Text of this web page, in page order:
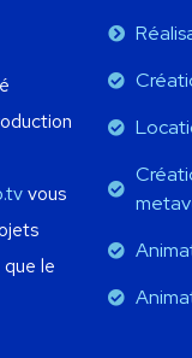
vous
le